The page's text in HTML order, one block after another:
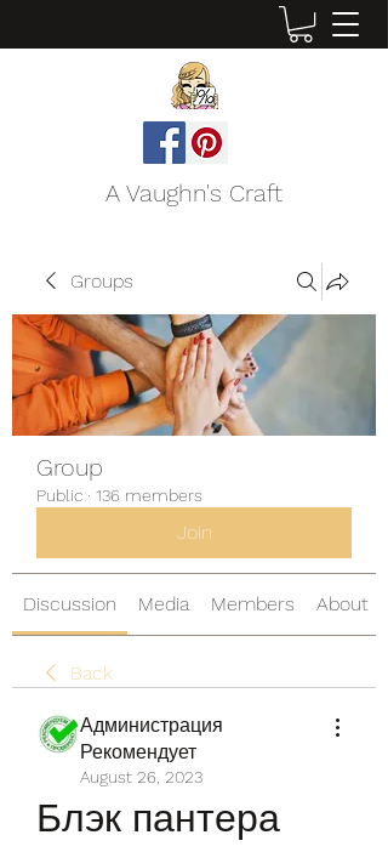
A Vaughn's Craft
Groups
Group
Public · 136 members
Join
Discussion Media Members About
Back
Администрация
Рекомендует
August 26, 2023
Блэк пантера